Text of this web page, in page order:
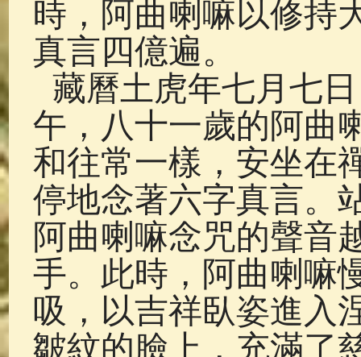
時，阿曲喇嘛以修持
真言四億遍。
藏曆土虎年七月七
午，八十一歲的阿曲
和往常一樣，安坐在
停地念著六字真言。
阿曲喇嘛念咒的聲音
手。此時，阿曲喇嘛
吸，以吉祥臥姿進入
皺紋的臉上，充滿了